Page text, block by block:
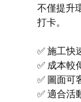
不僅提升
打卡。
✅ 施工快
✅ 成本較
✅ 圖面可
✅ 適合活